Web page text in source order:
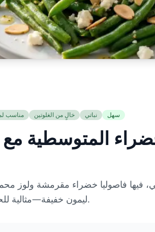
مناسب خالٍ من الغلوتين نباتي سهل
المتوسطية
فاصوليا خضراء مقرمشة ولوز
ليمون خفيفة—مثالية للحفاظ على استقرار سكر الدم.